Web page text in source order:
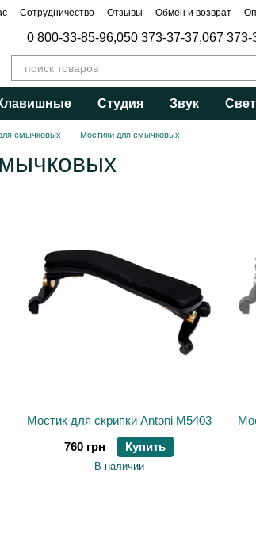
Сотрудничество Отзывы Обмен и возврат
0 800-33-85-96,050 373-37-37,067 373-
Студия Звук Свет
смычковых Мостики для смычковых
Мостик для скрипки Antoni M5403
760 грн
Купить
В наличии